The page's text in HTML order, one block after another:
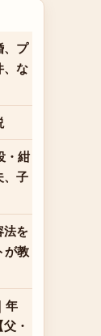
、プ
、な
・紺
、子
法を
が教
年
・